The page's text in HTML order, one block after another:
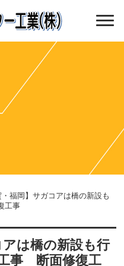
福岡】サガコアは橋の新設も
工事
アは橋の新設も行
事 断面修復工